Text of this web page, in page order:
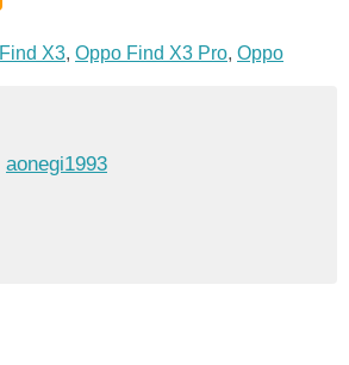
Find X3, Oppo Find X3 Pro, Oppo
aonegi1993